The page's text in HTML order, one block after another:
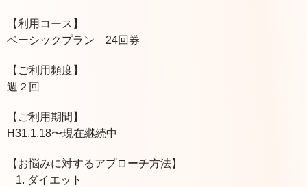
【利用コース】
ベーシックプラン 24回券
【ご利用頻度】
週２回
【ご利用期間】
H31.1.18〜現在継続中
【お悩みに対するアプローチ方法】
ダイエット